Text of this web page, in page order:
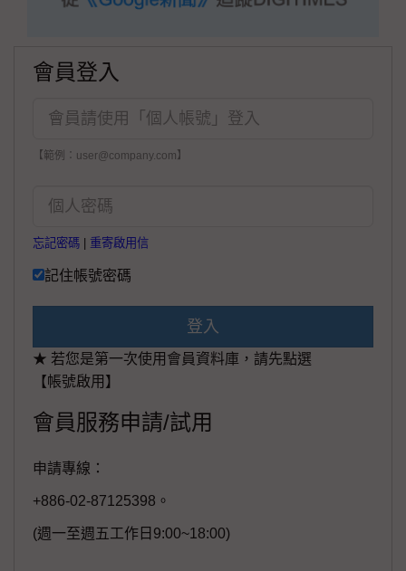
會員登入
【範例：user@company.com】
忘記密碼 重寄啟用信
記住帳號密碼
登入
★ 若您是第一次使用會員資料庫，請先點選
【帳號啟用】
會員服務申請/試用
申請專線：
+886-02-87125398。
(週一至週五工作日9:00~18:00)